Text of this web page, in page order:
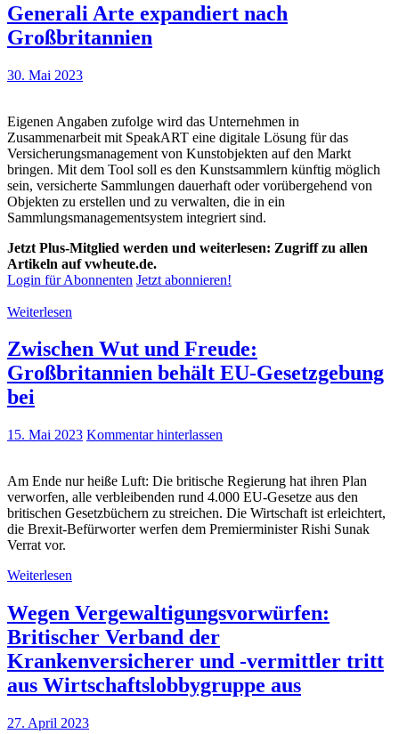
Generali Arte expandiert nach
Großbritannien
30. Mai 2023
Eigenen Angaben zufolge wird das Unternehmen in
Zusammenarbeit mit SpeakART eine digitale Lösung für das
Versicherungsmanagement von Kunstobjekten auf den Markt
bringen. Mit dem Tool soll es den Kunstsammlern künftig möglich
sein, versicherte Sammlungen dauerhaft oder vorübergehend von
Objekten zu erstellen und zu verwalten, die in ein
Sammlungsmanagementsystem integriert sind.
Jetzt Plus-Mitglied werden und weiterlesen: Zugriff zu allen
Artikeln auf vwheute.de.
Login für Abonnenten Jetzt abonnieren!
Weiterlesen
Zwischen Wut und Freude:
Großbritannien behält EU-Gesetzgebung
bei
15. Mai 2023 Kommentar hinterlassen
Am Ende nur heiße Luft: Die britische Regierung hat ihren Plan
verworfen, alle verbleibenden rund 4.000 EU-Gesetze aus den
britischen Gesetzbüchern zu streichen. Die Wirtschaft ist erleichtert,
die Brexit-Befürworter werfen dem Premierminister Rishi Sunak
Verrat vor.
Weiterlesen
Wegen Vergewaltigungsvorwürfen:
Britischer Verband der
Krankenversicherer und -vermittler tritt
aus Wirtschaftslobbygruppe aus
27. April 2023